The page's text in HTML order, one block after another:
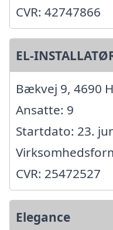
CVR: 42747866
EL-
Bækvej 9, 4690
Ansatte: 9
Startdato: 23.
CVR: 25472527
Elegance